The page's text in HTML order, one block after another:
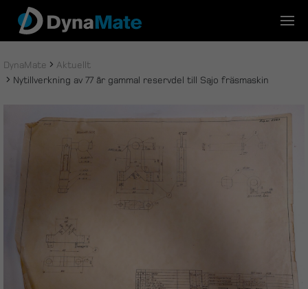
content
DynaMate
Aktuellt
Nytillverkning av 77 år gammal reservdel till Sajo fräsmaskin